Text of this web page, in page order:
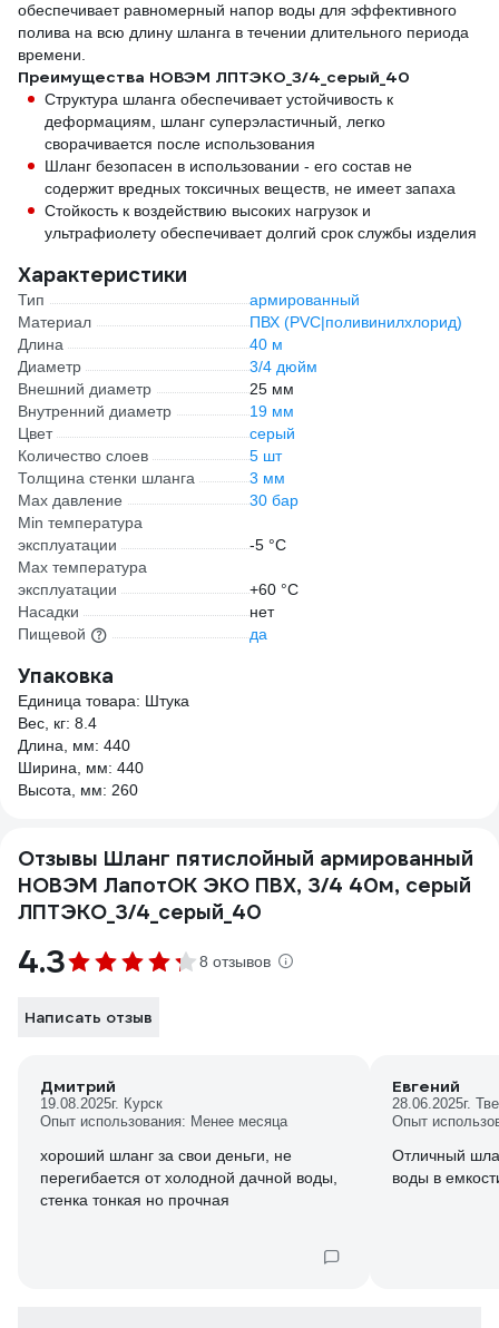
обеспечивает равномерный напор воды для эффективного
полива на всю длину шланга в течении длительного периода
времени.
Преимущества НОВЭМ ЛПТЭКО_3/4_серый_40
Структура шланга обеспечивает устойчивость к
деформациям, шланг суперэластичный, легко
сворачивается после использования
Шланг безопасен в использовании - его состав не
содержит вредных токсичных веществ, не имеет запаха
Стойкость к воздействию высоких нагрузок и
ультрафиолету обеспечивает долгий срок службы изделия
Характеристики
Тип
армированный
Материал
ПВХ (PVC|поливинилхлорид)
Длина
40 м
Диаметр
3/4 дюйм
Внешний диаметр
25 мм
Внутренний диаметр
19 мм
Цвет
серый
Количество слоев
5 шт
Толщина стенки шланга
3 мм
Max давление
30 бар
Min температура
эксплуатации
-5 °С
Мах температура
эксплуатации
+60 °С
Насадки
нет
Пищевой
да
Упаковка
Единица товара: Штука
Вес, кг: 8.4
Длина, мм: 440
Ширина, мм: 440
Высота, мм: 260
Отзывы Шланг пятислойный армированный
НОВЭМ ЛапотОК ЭКО ПВХ, 3/4 40м, серый
ЛПТЭКО_3/4_серый_40
4.3 8 отзывов
Написать отзыв
Дмитрий
19.08.2025г. Курск
Опыт использования: Менее месяца
хороший шланг за свои деньги, не
перегибается от холодной дачной воды,
стенка тонкая но прочная
Евгений
28.06.2025г.
Опыт
Отличный
воды в